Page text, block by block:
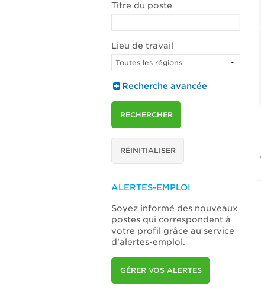
Titre du poste
Lieu de travail
Recherche avancée
RECHERCHER
RÉINITIALISER
ALERTES-EMPLOI
Soyez informé des nouveaux
postes qui correspondent à
votre profil grâce au service
d’alertes-emploi.
GÉRER VOS ALERTES